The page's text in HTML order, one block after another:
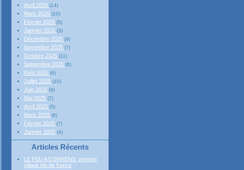
Avril 2026 (14)
Mars 2026 (10)
Février 2026 (5)
Janvier 2026 (3)
Décembre 2025 (9)
Novembre 2025 (7)
Octobre 2025 (11)
Septembre 2025 (8)
Août 2025 (6)
Juillet 2025 (10)
Juin 2025 (9)
Mai 2025 (7)
Avril 2025 (5)
Mars 2025 (8)
Février 2025 (7)
Janvier 2025 (4)
Articles Récents
LE FEU A CORRENS ,premier
village bio de france